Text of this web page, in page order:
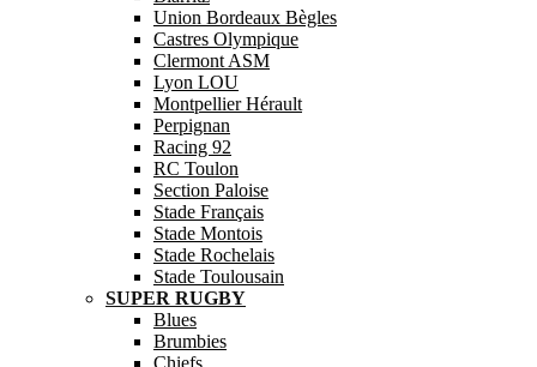
Union Bordeaux Bègles
Castres Olympique
Clermont ASM
Lyon LOU
Montpellier Hérault
Perpignan
Racing 92
RC Toulon
Section Paloise
Stade Français
Stade Montois
Stade Rochelais
Stade Toulousain
SUPER RUGBY
Blues
Brumbies
Chiefs